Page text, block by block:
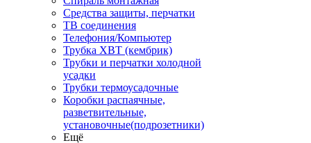
Средства защиты, перчатки
ТВ соединения
Телефония/Компьютер
Трубка ХВТ (кембрик)
Трубки и перчатки холодной
усадки
Трубки термоусадочные
Коробки распаячные,
разветвительные,
установочные(подрозетники)
Ещё